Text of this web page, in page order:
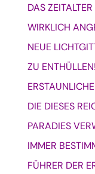
DAS
WIRKLICH
NEUE
ZU ENTHÜLLEN!
DIE DIESES
PARADIES
IMMER
FÜHRER DER